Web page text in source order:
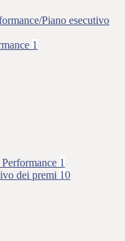
Piano esecutivo
1
1
dei premi 10